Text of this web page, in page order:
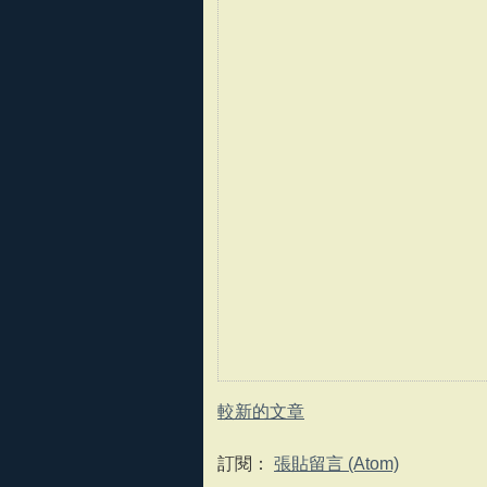
較新的文章
訂閱： 張貼留言 (Atom)